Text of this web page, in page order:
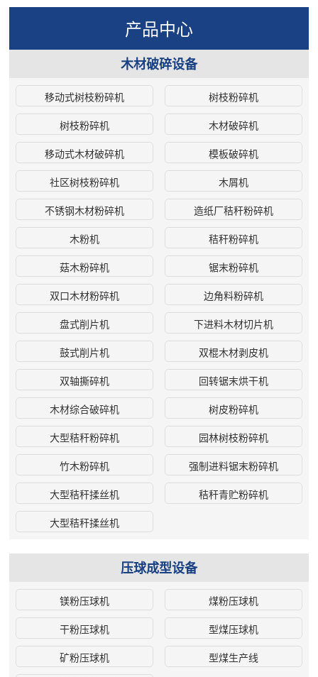
产品中心
木材破碎设备
移动式树枝粉碎机
树枝粉碎机
树枝粉碎机
木材破碎机
移动式木材破碎机
模板破碎机
社区树枝粉碎机
木屑机
不锈钢木材粉碎机
造纸厂秸秆粉碎机
木粉机
秸秆粉碎机
菇木粉碎机
锯末粉碎机
双口木材粉碎机
边角料粉碎机
盘式削片机
下进料木材切片机
鼓式削片机
双棍木材剥皮机
双轴撕碎机
回转锯末烘干机
木材综合破碎机
树皮粉碎机
大型秸秆粉碎机
园林树枝粉碎机
竹木粉碎机
强制进料锯末粉碎机
大型秸秆揉丝机
秸秆青贮粉碎机
大型秸秆揉丝机
压球成型设备
镁粉压球机
煤粉压球机
干粉压球机
型煤压球机
矿粉压球机
型煤生产线